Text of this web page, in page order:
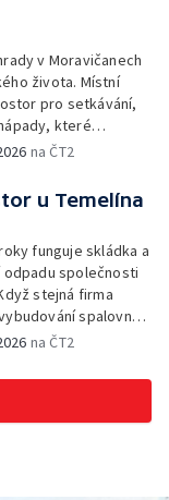
v Moravičanech
života. Místní
pro setkávání,
které
rozhýbat život
na ČT2
u Temelína
funguje skládka a
odpadu společnosti
stejná firma
spalovny
okolní obce se
provozem i kauza
na ČT2